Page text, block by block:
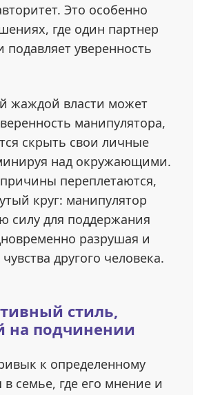
Это особенно
где один партнер
подавляет уверенность
жаждой власти может
манипулятора,
скрыть свои личные
над окружающими.
переплетаются,
круг: манипулятор
силу для поддержания
разрушая и
другого человека.
стиль,
на подчинении
к определенному
семье, где его мнение и